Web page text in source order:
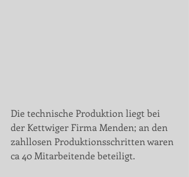
Die technische Produktion liegt bei
der Kettwiger Firma Menden; an den
zahllosen Produktionsschritten waren
ca 40 Mitarbeitende beteiligt.